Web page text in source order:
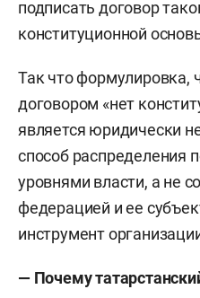
подписать договор
конституционной
Так что формулировка,
договором «нет
является юридически
способ распределения
уровнями власти, а не
федерацией и ее
инструмент
— Почему